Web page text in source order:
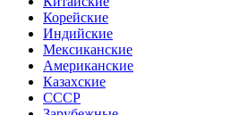
Корейские
Индийские
Мексиканские
Американские
Казахские
СССР